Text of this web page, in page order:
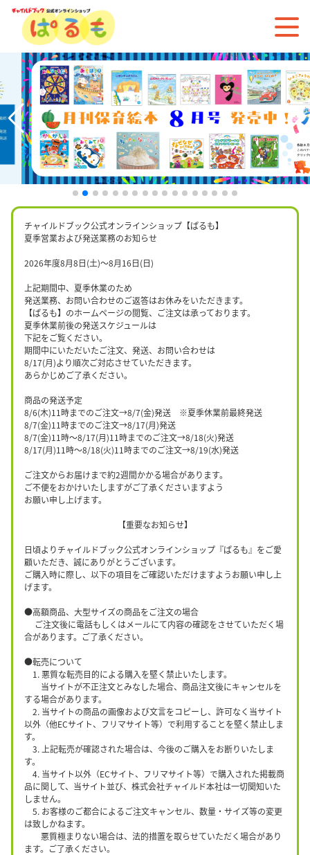
チャイルドブック公式オンラインショップ【ぱるも】
夏季営業および発送業務のお知らせ
2026年度8月8日(土)〜8月16日(日)
上記期間中、夏季休業のため
発送業務、お問い合わせのご返答はお休みをいただきます。
【ぱるも】のホームページの閲覧、ご注文は承っております。
夏季休業前後の発送スケジュールは
下記をご覧ください。
期間中にいただいたご注文、発送、お問い合わせは
8/17(月)より順次ご対応させていただきます。
あらかじめご了承ください。
商品の発送予定
8/6(木)11時までのご注文→8/7(金)発送 ※夏季休業前最終発送
8/7(金)11時までのご注文→8/17(月)発送
8/7(金)11時〜8/17(月)11時までのご注文→8/18(火)発送
8/17(月)11時〜8/18(火)11時までのご注文→8/19(水)発送
ご注文からお届けまで約2週間かかる場合があります。
ご不便をおかけいたしますがご了承くださいますよう
お願い申し上げます。
【重要なお知らせ】
日頃よりチャイルドブック公式オンラインショップ『ぱるも』をご愛
顧いただき、誠にありがとうございます。
ご購入時に際し、以下の項目をご確認いただけますようお願い申し上
げます。
●高額商品、大型サイズの商品をご注文の場合
ご注文後に電話もしくはメールにて内容の確認をさせていただく場
合があります。ご了承ください。
●転売について
1. 悪質な転売目的による購入を堅く禁止いたします。
当サイトが不正注文とみなした場合、商品注文後にキャンセルを
する場合があります。
2. 当サイトの商品の画像および文言をコピーし、許可なく当サイト
以外（他ECサイト、フリマサイト等）で利用することを堅く禁止しま
す。
3. 上記転売が確認された場合は、今後のご購入をお断りいたしま
す。
4. 当サイト以外（ECサイト、フリマサイト等）で購入された掲載商
品に関して、当サイト並び、株式会社チャイルド本社は一切関知いた
しません。
5. お客様のご都合によるご注文キャンセル、数量・サイズ等の変更
は致しかねます。
悪質極まりない場合は、法的措置を取らせていただく場合があり
ます。ご了承ください。